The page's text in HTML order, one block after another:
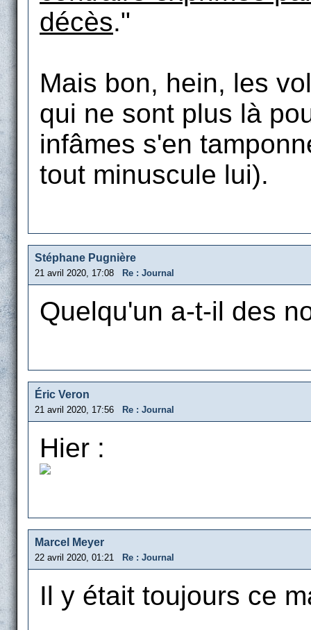
décès."
Mais bon, hein, les
qui ne sont plus là
infâmes s'en
tout minuscule lui).
Stéphane Pugnière
21 avril 2020, 17:08 Re : Journal
Quelqu'un a-t-il des
Éric Veron
21 avril 2020, 17:56 Re : Journal
Hier :
Marcel Meyer
22 avril 2020, 01:21 Re : Journal
Il y était toujours ce